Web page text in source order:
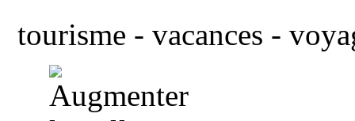
tourisme - vacances -